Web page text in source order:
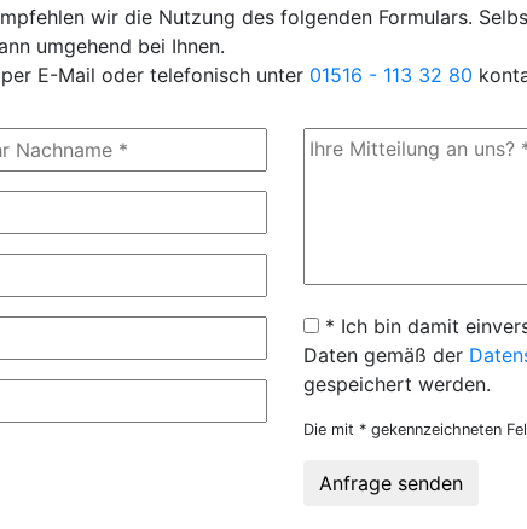
wir die Nutzung des folgenden Formulars.
umgehend bei Ihnen.
E-Mail oder telefonisch unter 01516 - 113 32 80
* Ich bin damit
Daten gemäß der
gespeichert werden.
Die mit * gekennzeichneten
Anfrage senden